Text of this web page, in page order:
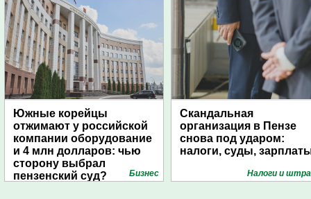
Южные корейцы
отжимают у российской
компании оборудование
и 4 млн долларов: чью
сторону выбрал
пензенский суд?
Бизнес
Скандальная
организация в Пензе
снова под ударом:
налоги, суды,
Налоги и